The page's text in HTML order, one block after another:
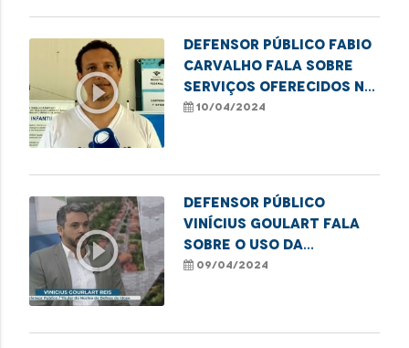
play_circle_outline
Defensor público Fabio
Carvalho fala sobre
serviços oferecidos na
campanha para emissão
10/04/2024
play_circle_outline
Defensor público
Vinícius Goulart fala
sobre o uso da
cannabis para fins
09/04/2024